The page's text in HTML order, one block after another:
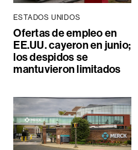
ESTADOS UNIDOS
Ofertas de empleo en
EE.UU. cayeron en junio;
los despidos se
mantuvieron limitados